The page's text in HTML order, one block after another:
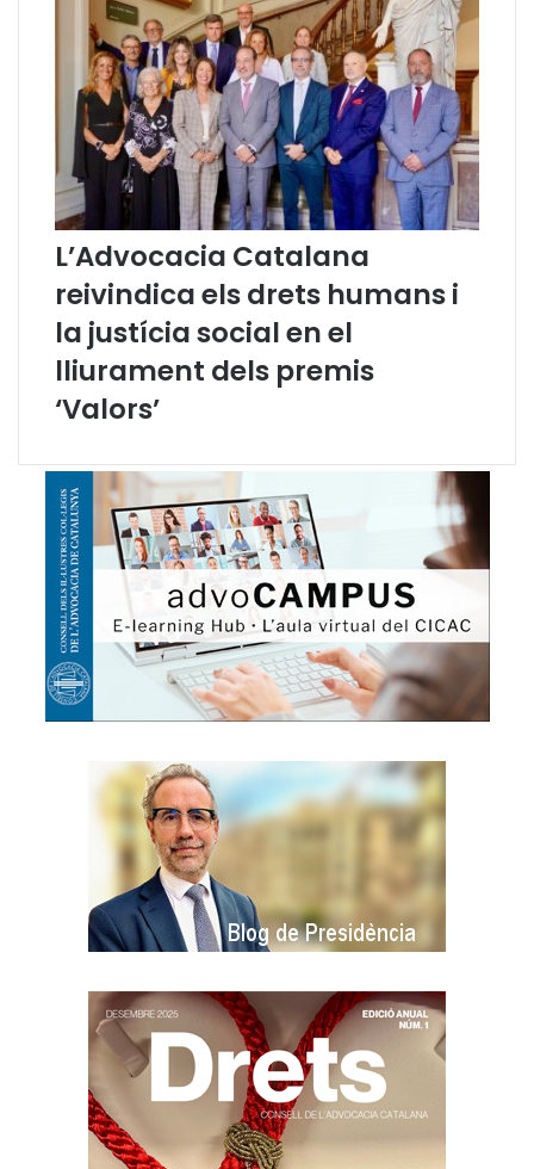
L’Advocacia Catalana
reivindica els drets humans i
la justícia social en el
lliurament dels premis
‘Valors’